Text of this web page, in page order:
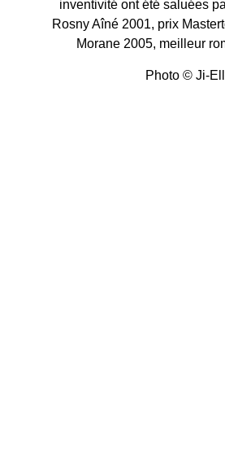
inventivité ont été saluées
Rosny Aîné 2001, prix
Morane 2005, meilleur
Photo © Ji-